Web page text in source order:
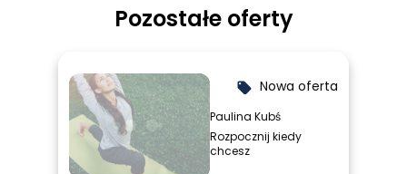
Pozostałe oferty
local_offer Nowa oferta
Paulina Kubś
Rozpocznij kiedy
chcesz